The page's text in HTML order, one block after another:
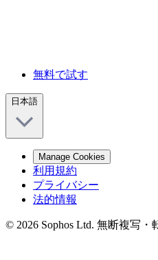
無料で試す
日本語
Manage Cookies
利用規約
プライバシー
法的情報
© 2026 Sophos Ltd. 無断複写・